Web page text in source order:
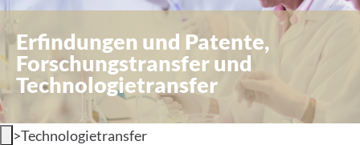
Erfindungen und Patente,
Forschungstransfer und
Technologietransfer
>Technologietransfer